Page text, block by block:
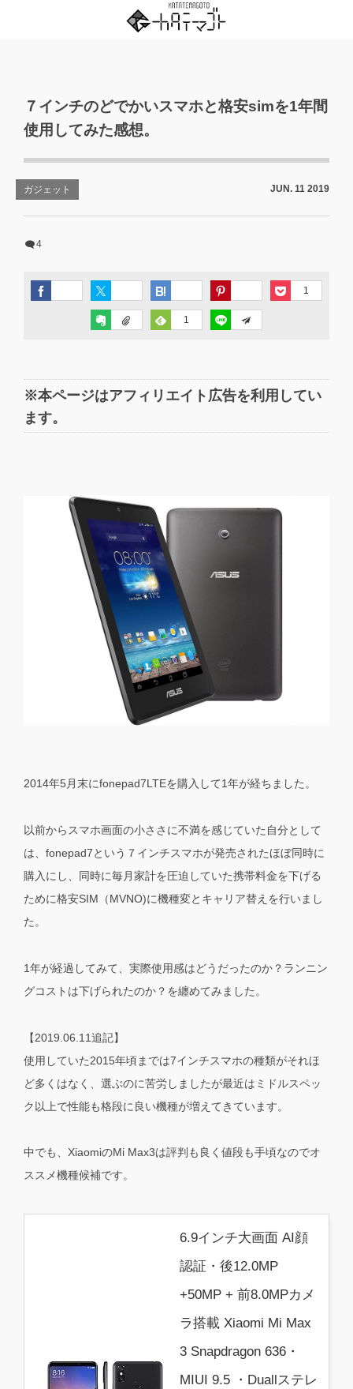
７インチのどでかいスマホと格安simを1年間
使用してみた感想。
ガジェット JUN. 11 2019
4
1
1
※本ページはアフィリエイト広告を利用してい
ます。
2014年5月末にfonepad7LTEを購入して1年が経ちました。
以前からスマホ画面の小ささに不満を感じていた自分として
は、fonepad7という７インチスマホが発売されたほぼ同時に
購入にし、同時に毎月家計を圧迫していた携帯料金を下げる
ために格安SIM（MVNO)に機種変とキャリア替えを行いまし
た。
1年が経過してみて、実際使用感はどうだったのか？ランニン
グコストは下げられたのか？を纏めてみました。
【2019.06.11追記】
使用していた2015年頃までは7インチスマホの種類がそれほ
ど多くはなく、選ぶのに苦労しましたが最近はミドルスペッ
ク以上で性能も格段に良い機種が増えてきています。
中でも、XiaomiのMi Max3は評判も良く値段も手頃なのでオ
ススメ機種候補です。
6.9インチ大画面 AI顔
認証・後12.0MP
+50MP + 前8.0MPカメ
ラ搭載 Xiaomi Mi Max
3 Snapdragon 636・
MIUI 9.5 ・Duallステレ